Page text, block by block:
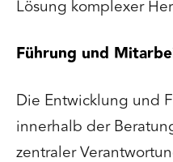
Lösung komplexer
Führung und
Die Entwicklung und
innerhalb der
zentraler